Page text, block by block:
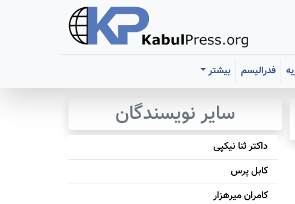
فدرالیسم بیشتر
سایر نویسندگان
داکتر ثنا نیکپی
کابل پرس
کامران میرهزار